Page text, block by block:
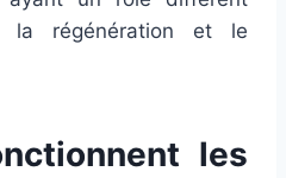
la régénération et le
les